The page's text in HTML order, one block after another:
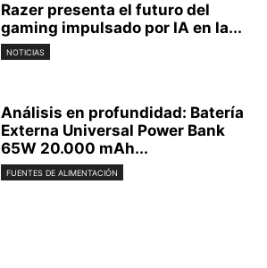
Razer presenta el futuro del
gaming impulsado por IA en la...
NOTICIAS
Análisis en profundidad: Batería
Externa Universal Power Bank
65W 20.000 mAh...
FUENTES DE ALIMENTACIÓN